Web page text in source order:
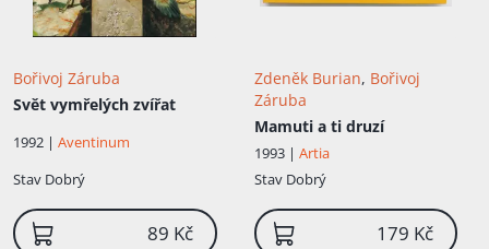
Bořivoj Záruba
Svět vymřelých zvířat
1992 | Aventinum
Stav Dobrý
89 Kč
Zdeněk Burian, Bořivoj
Záruba
Mamuti a ti druzí
1993 | Artia
Stav Dobrý
179 Kč